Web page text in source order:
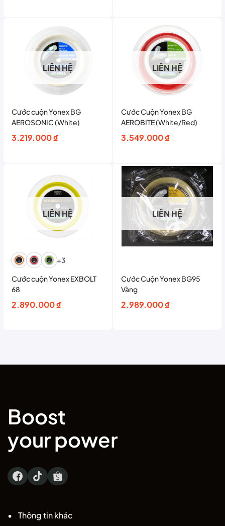
LIÊN HỆ
Cước cuộn Yonex BG
AEROSONIC (White)
3.219.000₫
LIÊN HỆ
Cước Cuộn Yonex BG
AEROBITE (White/Red)
3.549.000₫
LIÊN HỆ
+3
Cước cuộn Yonex EXBOLT
68
2.890.000₫
LIÊN HỆ
Cước Cuộn Yonex BG95
Vàng
2.989.000₫
Boost
your power
Thông tin khác